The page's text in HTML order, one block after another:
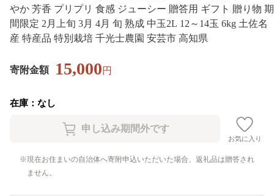
やか 芳香 プリプリ 食感 ジューシー 贈答用 ギフト 贈り物 期
間限定 2月上旬 3月 4月 旬 熟成 中玉2L 12～14玉 6kg 土佐名
産 特産品 特別栽培 千光士農園 安芸市 高知県
寄附金額 15,000円
在庫：なし
お気に入り
現在お住まいの自治体へ寄附申込いただいた場合、返礼品は贈答され
ません。